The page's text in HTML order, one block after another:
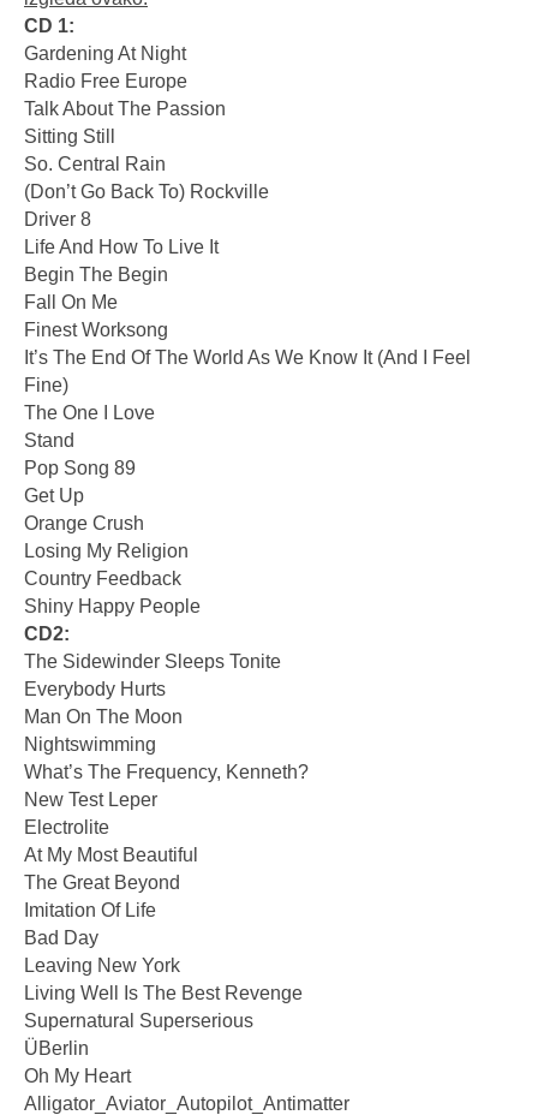
CD 1:
Gardening At Night
Radio Free Europe
Talk About The Passion
Sitting Still
So. Central Rain
(Don’t Go Back To) Rockville
Driver 8
Life And How To Live It
Begin The Begin
Fall On Me
Finest Worksong
It’s The End Of The World As We Know It (And I Feel
Fine)
The One I Love
Stand
Pop Song 89
Get Up
Orange Crush
Losing My Religion
Country Feedback
Shiny Happy People
CD2:
The Sidewinder Sleeps Tonite
Everybody Hurts
Man On The Moon
Nightswimming
What’s The Frequency, Kenneth?
New Test Leper
Electrolite
At My Most Beautiful
The Great Beyond
Imitation Of Life
Bad Day
Leaving New York
Living Well Is The Best Revenge
Supernatural Superserious
ÜBerlin
Oh My Heart
Alligator_Aviator_Autopilot_Antimatter